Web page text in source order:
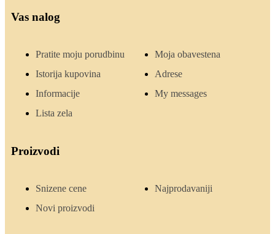
Vas nalog
Pratite moju porudbinu
Istorija kupovina
Informacije
Lista zela
Moja obavestena
Adrese
My messages
Proizvodi
Snizene cene
Novi proizvodi
Najprodavaniji